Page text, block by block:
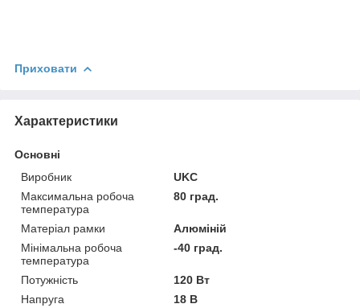
Приховати
Характеристики
Основні
Виробник
UKC
Максимальна робоча
температура
80 град.
Матеріал рамки
Алюміній
Мінімальна робоча
температура
-40 град.
Потужність
120 Вт
Напруга
18 В